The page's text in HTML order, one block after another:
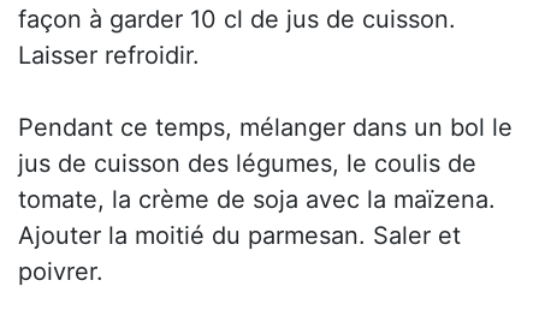
façon à garder 10 cl de jus de cuisson.
Laisser refroidir.
Pendant ce temps, mélanger dans un bol le
jus de cuisson des légumes, le coulis de
tomate, la crème de soja avec la maïzena.
Ajouter la moitié du parmesan. Saler et
poivrer.